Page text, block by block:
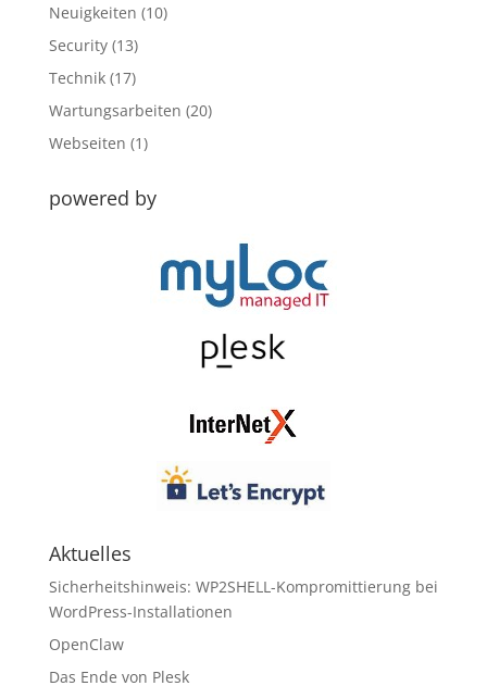
Neuigkeiten (10)
Security(13)
Technik(17)
Wartungsarbeiten (20)
Webseiten (1)
powered by
Aktuelles
Sicherheitshinweis: WP2SHELL-Kompromittierung bei
WordPress-Installationen
OpenClaw
Das Ende von Plesk